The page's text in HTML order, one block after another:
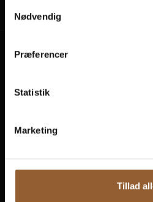
Nødvendig
Præferencer
Statistik
Marketing
Tillad
Über Kaj Munks